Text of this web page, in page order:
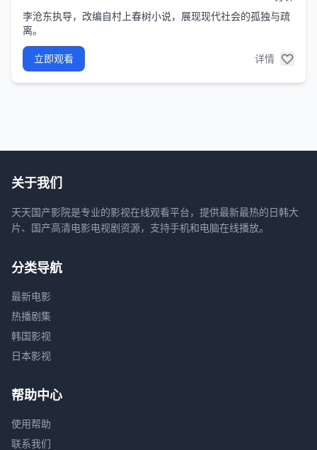
李沧东执导，改编自村上春树小说，展现现代社会的孤独与疏
离。
立即观看 详情
关于我们
天天国产影院是专业的影视在线观看平台，提供最新最热的日韩大
片、国产高清电影电视剧资源，支持手机和电脑在线播放。
分类导航
最新电影
热播剧集
韩国影视
日本影视
帮助中心
使用帮助
联系我们